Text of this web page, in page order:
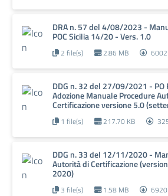
DRA n. 57 del 4/08/2023 -
POC Sicilia 14/20 - Vers. 1.0
2 file(s) 2.86 MB
DDG n. 32 del 27/09/2021 -
Adozione Manuale Procedure
Certificazione versione 5.0
1 file(s) 217.70 KB
DDG n. 33 del 12/11/2020 -
Autorità di Certificazione
2020)
3 file(s) 1.58 MB